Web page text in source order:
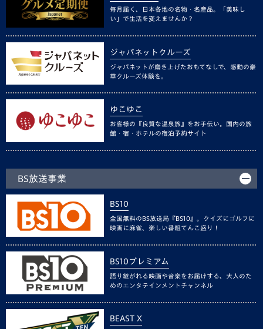
毎月届く、日本各地の名物・名産品。「美味し
い」で生活を変えませんか？
ジャパネットクルーズ
ジャパネットが磨き上げたおもてなしで、感動の豪
華クルーズ体験を。
ゆこゆこ
お客様の『良質な温泉旅』をお手伝い。国内の旅
館・宿・ホテルの宿泊予約サイト
BS放送事業
BS10
全国無料のBS放送局『BS10』。クイズにゴルフに
映画に麻雀、楽しい番組てんこ盛り！
BS10プレミアム
語り継がれる映画や音楽をお届けする、大人のた
めのエンタテインメントチャンネル
BEAST X